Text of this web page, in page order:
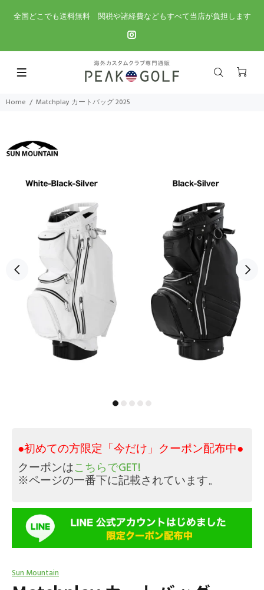
全国どこでも送料無料 関税や諸経費などもすべて当店が負担します
Home Matchplay カートバッグ 2025
●初めての方限定「今だけ」クーポン配布中●
クーポンはこちらでGET!
※ページの一番下に記載されています。
Sun Mountain